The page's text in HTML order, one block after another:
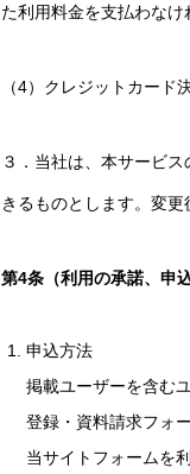
た利用料金を支払わなけ
（4）クレジットカード
３．当社は、本サービ
きるものとします。変更
第4条（利用の承諾、申
申込方法
掲載ユーザーを含む
登録・資料請求フォ
当サイトフォームを